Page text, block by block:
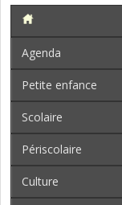
Agenda
Petite enfance
Scolaire
Périscolaire
Culture